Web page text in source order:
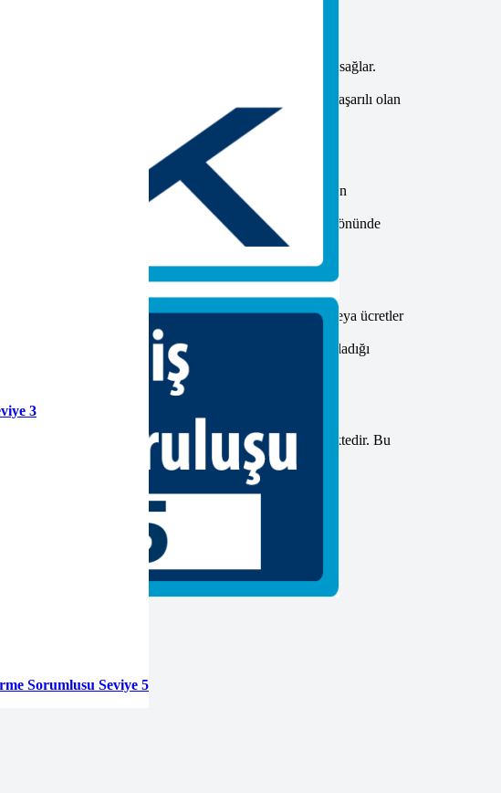
3
Sorumlusu Seviye 5
kurumları, gerekli eğitimleri vererek sınav hazırlığı sağlar.
yapılan sınavlarla yeterlilik test edilmektedir. Ayrıca başarılı olan
akredite olduğundan emin olun. Bu, belgenizin
desteği veya müşteri hizmetleri gibi faktörler de göz önünde
yapılmaktadır. Başvuru sırasında gerekli belgeler veya ücretler
içerir. Kurumların süreci nasıl yönettiği veya destek sağladığı
aralıklarla yenileme işlemleri yapmanız gerekebilmektedir. Bu
yenileme işlemleri yapılmalıdır.